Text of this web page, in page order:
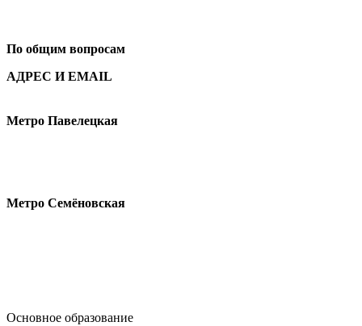
По общим вопросам
АДРЕС И EMAIL
Метро Павелецкая
Метро Семёновская
Основное образование